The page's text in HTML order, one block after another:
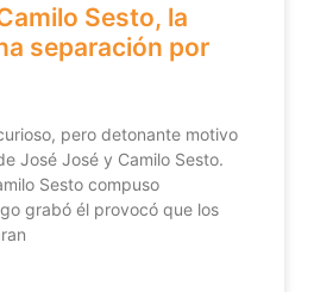
Sesto, la
separación por
pero detonante motivo
José José y Camilo Sesto.
Sesto compuso
grabó él provocó que los